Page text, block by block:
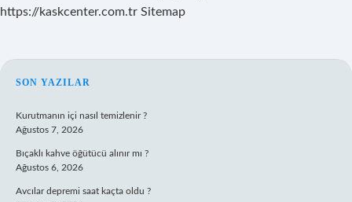
https://kaskcenter.com.tr Sitemap
SIDEBAR
SON YAZILAR
Kurutmanın içi nasıl temizlenir ?
Ağustos 7, 2026
Bıçaklı kahve öğütücü alınır mı ?
Ağustos 6, 2026
Avcılar depremi saat kaçta oldu ?